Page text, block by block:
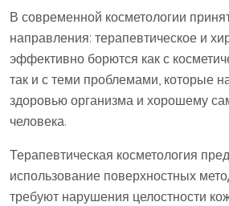
В современной косметологии
направления: терапевтическое и
эффективно борются как с
так и с теми проблемами, которые
здоровью организма и хорошему
человека.
Терапевтическая косметология
использование поверхностных
требуют нарушения целостности